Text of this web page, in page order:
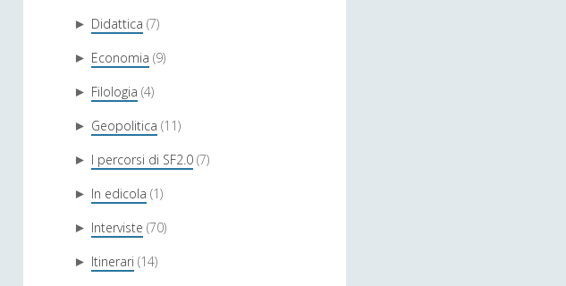
► Didattica (7)
► Economia (9)
► Filologia (4)
► Geopolitica (11)
► I percorsi di SF2.0 (7)
► In edicola (1)
► Interviste (70)
► Itinerari (14)